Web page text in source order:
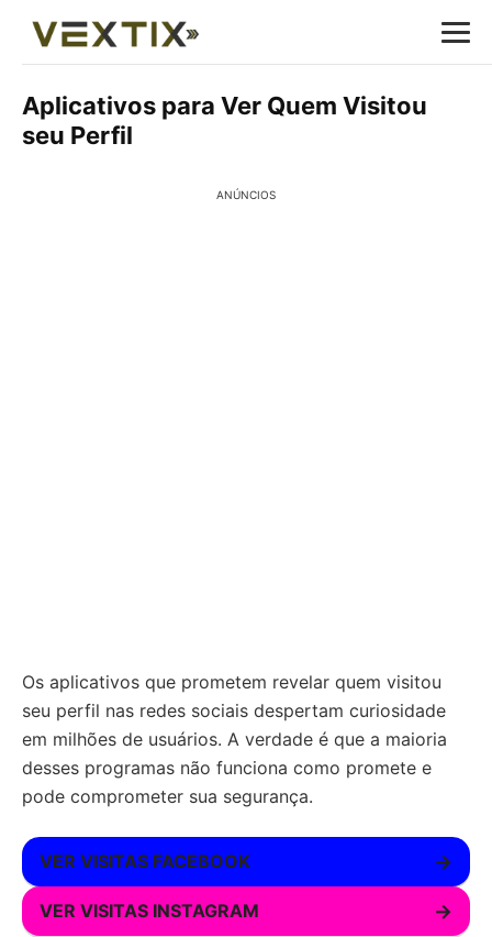
Aplicativos para Ver Quem Visitou
seu Perfil
ANÚNCIOS
Os aplicativos que prometem revelar quem visitou
seu perfil nas redes sociais despertam curiosidade
em milhões de usuários. A verdade é que a maioria
desses programas não funciona como promete e
pode comprometer sua segurança.
VER VISITAS FACEBOOK →
VER VISITAS INSTAGRAM →